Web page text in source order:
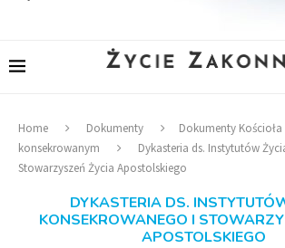
Home Dokumenty
Dokumenty
konsekrowanym
Dykasteria ds. Instytutów
Stowarzyszeń Życia Apostolskiego
DYKASTERIA DS.
KONSEKROWANEGO I
APOSTOLSKIEGO